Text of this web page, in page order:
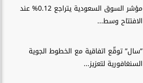
مؤشر السوق السعودية يتراجع 0.12% عند
الافتتاح وسط...
”سال” توقّع اتفاقية مع الخطوط الجوية
السنغافورية لتعزيز...